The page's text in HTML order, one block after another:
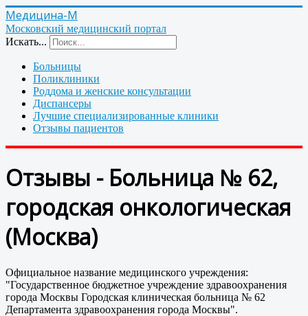
Медицина-М
Московский медицинский портал
Искать...
Больницы
Поликлиники
Роддома и женские консультации
Диспансеры
Лучшие специализированные клиники
Отзывы пациентов
Отзывы - Больница № 62,
городская онкологическая
(Москва)
Официальное название медицинского учреждения:
"Государственное бюджетное учреждение здравоохранения
города Москвы Городская клиническая больница № 62
Департамента здравоохранения города Москвы".